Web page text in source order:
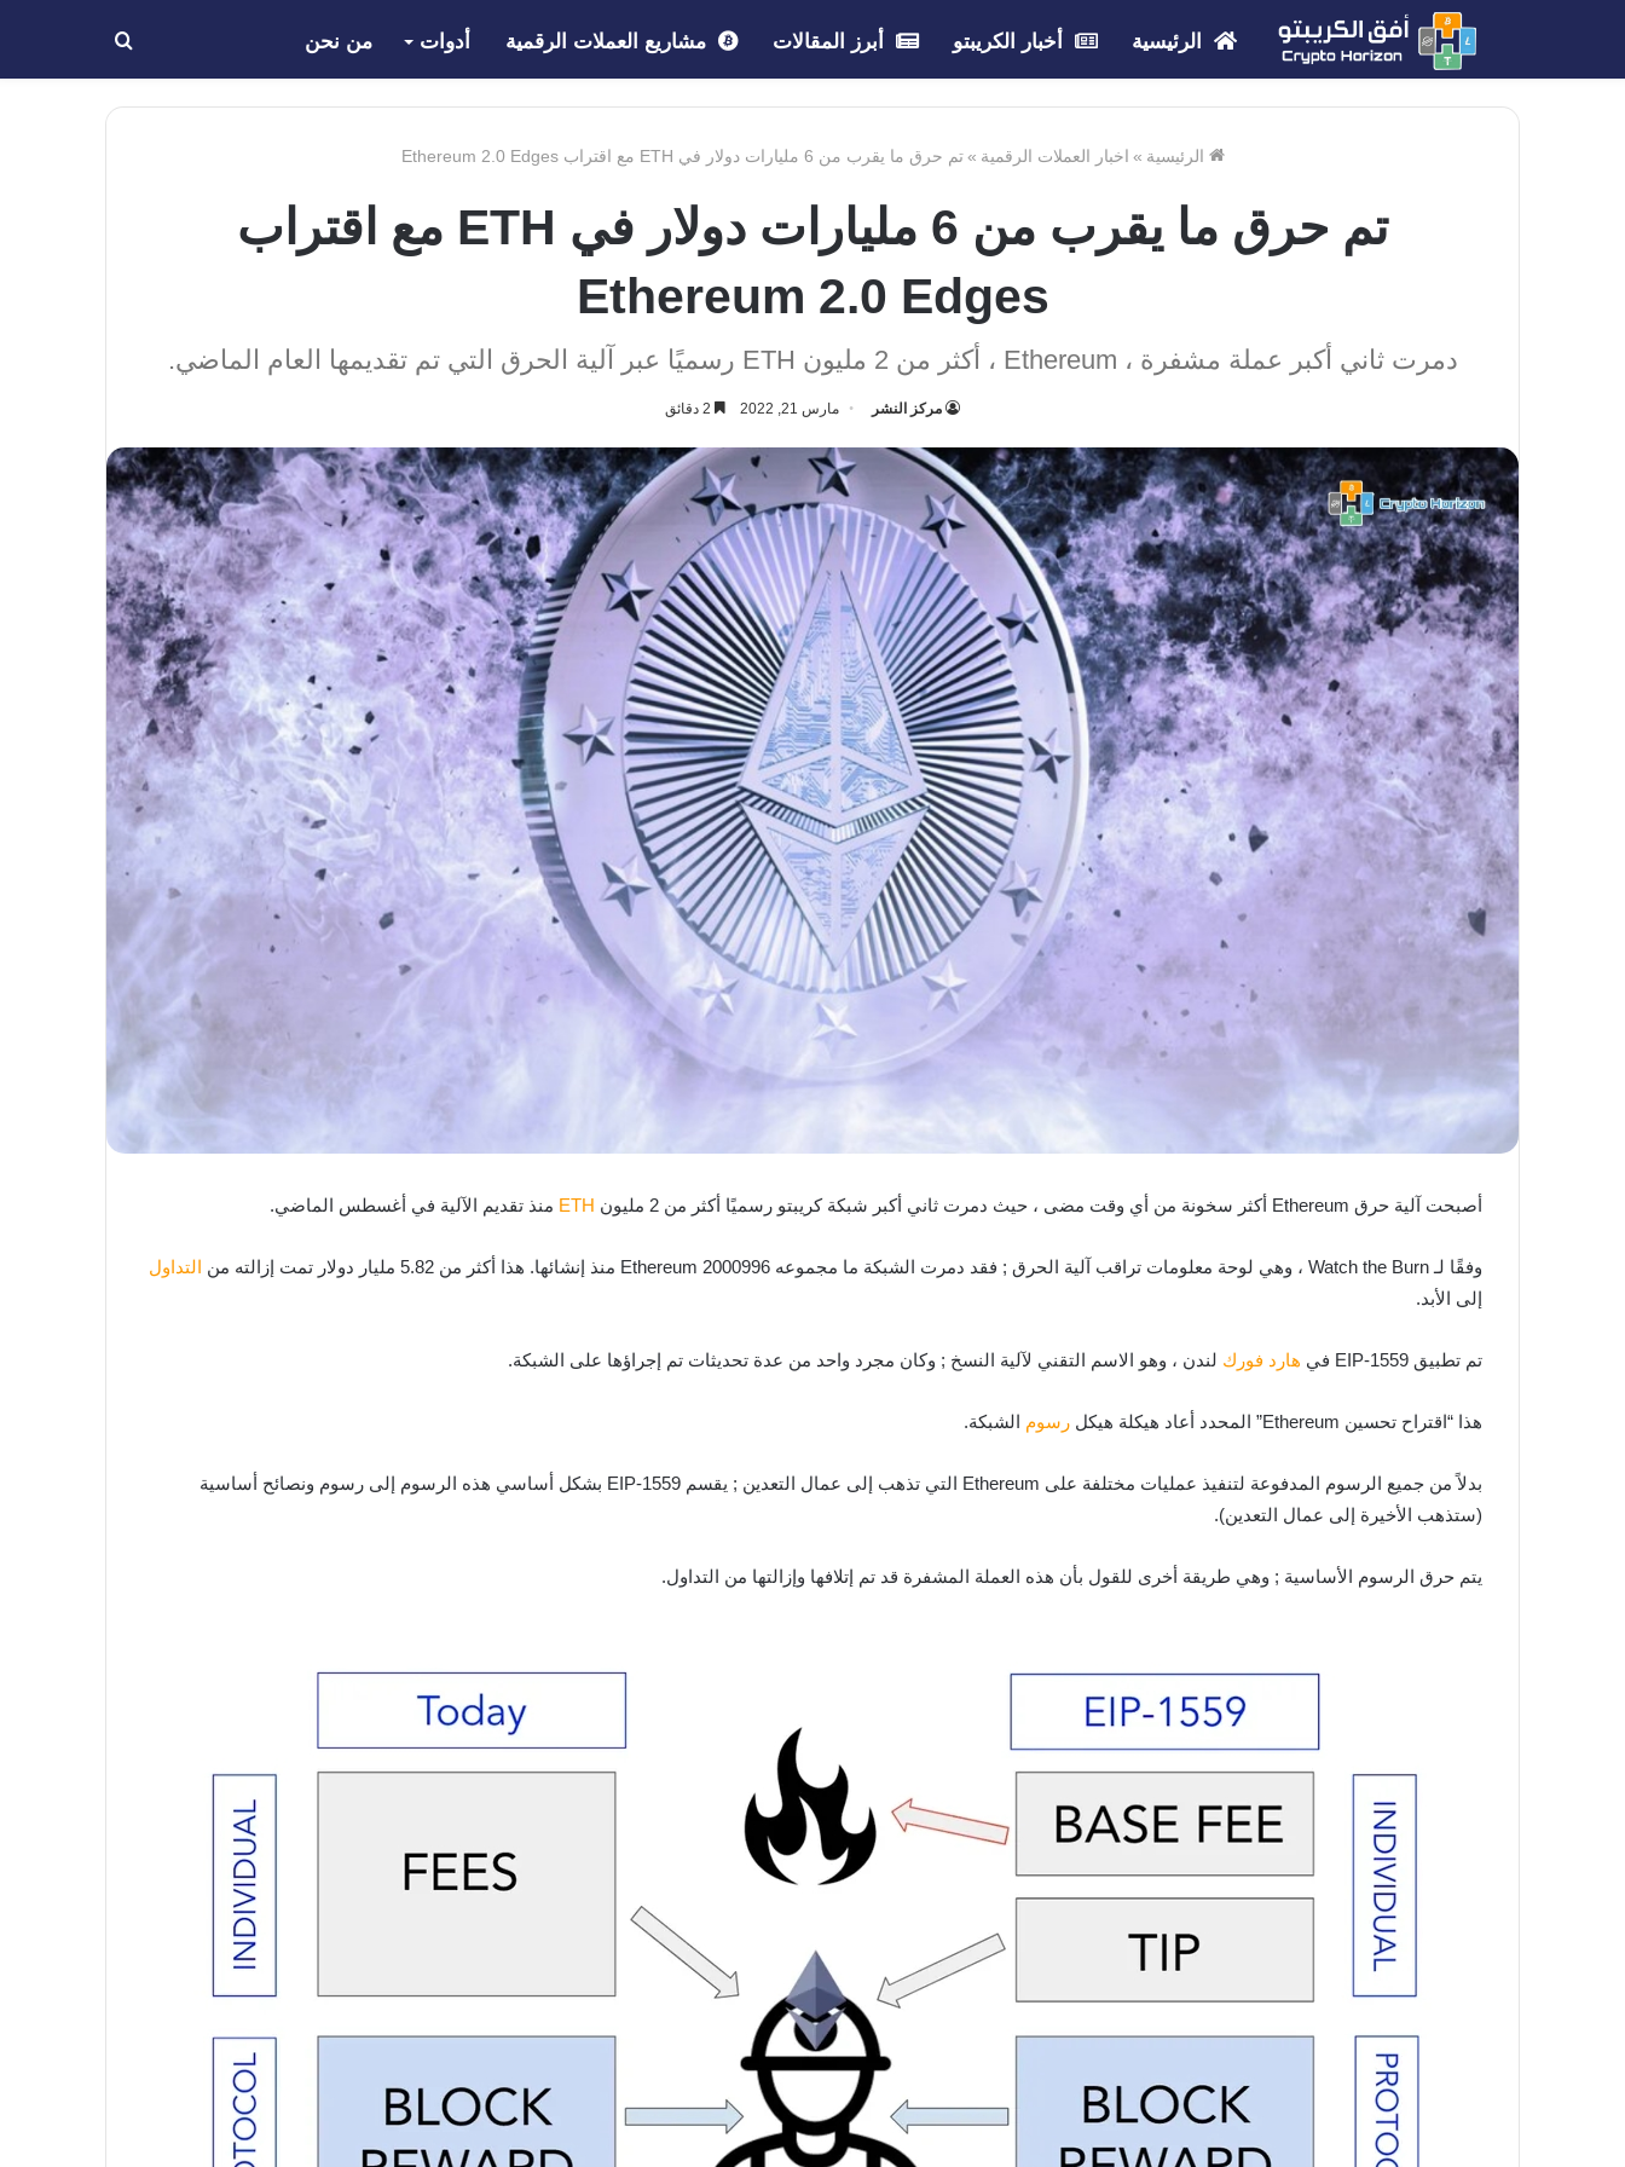
الرئيسية أخبار الكريبتو أبرز المقالات مشاريع العملات الرقمية أدوات من نحن بحث
عن
الرئيسية » اخبار العملات الرقمية » تم حرق ما يقرب من 6 مليارات دولار في ETH مع اقتراب Ethereum 2.0 Edges
تم حرق ما يقرب من 6 مليارات دولار في ETH مع اقتراب
Ethereum 2.0 Edges
دمرت ثاني أكبر عملة مشفرة ، Ethereum ، أكثر من 2 مليون ETH رسميًا عبر آلية الحرق التي تم تقديمها العام الماضي.
مركز النشر مارس 21, 2022
أصبحت آلية حرق Ethereum أكثر سخونة من أي وقت مضى ، حيث دمرت ثاني أكبر شبكة كريبتو رسميًا أكثر من 2 مليون ETH منذ تقديم الآلية في أغسطس الماضي.
وفقًا لـ Watch the Burn ، وهي لوحة معلومات تراقب آلية الحرق ; فقد دمرت الشبكة ما مجموعه 2000996 Ethereum منذ إنشائها. هذا أكثر من 5.82 مليار دولار تمت إزالته من
التداول
إلى الأبد.
تم تطبيق EIP-1559 في هارد فورك لندن ، وهو الاسم التقني لآلية النسخ ; وكان مجرد واحد من عدة تحديثات تم إجراؤها على الشبكة.
هذا “اقتراح تحسين Ethereum” المحدد أعاد هيكلة هيكل رسوم الشبكة.
بدلاً من جميع الرسوم المدفوعة لتنفيذ عمليات مختلفة على Ethereum التي تذهب إلى عمال التعدين ; يقسم EIP-1559 بشكل أساسي هذه الرسوم إلى رسوم ونصائح أساسية
(ستذهب الأخيرة إلى عمال التعدين).
يتم حرق الرسوم الأساسية ; وهي طريقة أخرى للقول بأن هذه العملة المشفرة قد تم إتلافها وإزالتها من التداول.